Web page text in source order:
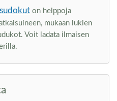
on helppoja
mukaan lukien
Voit ladata ilmaisen